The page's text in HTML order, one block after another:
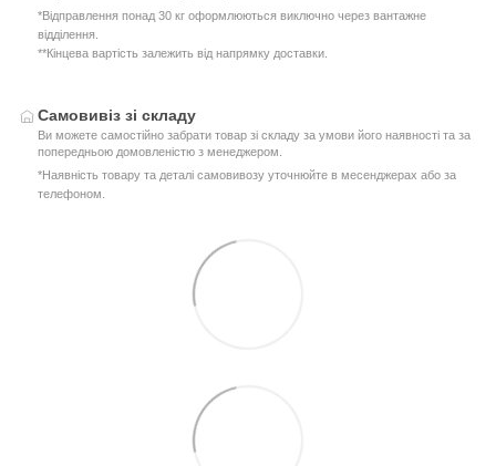
*Відправлення понад 30 кг оформлюються виключно через вантажне
відділення.
**Кінцева вартість залежить від напрямку доставки.
Самовивіз зі складу
Ви можете самостійно забрати товар зі складу за умови його наявності та за
попередньою домовленістю з менеджером.
*Наявність товару та деталі самовивозу уточнюйте в месенджерах або за
телефоном.